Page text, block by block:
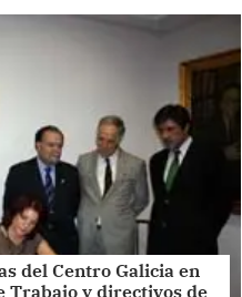
del Centro Galicia en
Trabajo y directivos de